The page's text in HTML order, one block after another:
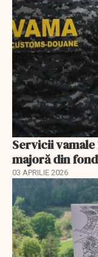
Servicii
majoră din
03 APRILIE 2026